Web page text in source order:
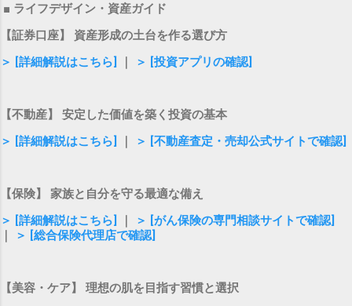
■ ライフデザイン・資産ガイド
【証券口座】 資産形成の土台を作る選び方
＞ [詳細解説はこちら]
＞ [投資アプリの確認]
【不動産】 安定した価値を築く投資の基本
＞ [詳細解説はこちら]
＞ [不動産査定・売却公式サイトで確認]
【保険】 家族と自分を守る最適な備え
＞ [詳細解説はこちら]
＞ [がん保険の専門相談サイトで確認]
＞ [総合保険代理店で確認]
【美容・ケア】 理想の肌を目指す習慣と選択